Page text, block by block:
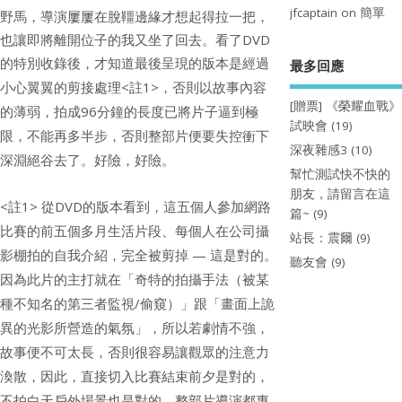
野馬，導演屢屢在脫韁邊緣才想起得拉一把，
也讓即將離開位子的我又坐了回去。看了DVD
的特別收錄後，才知道最後呈現的版本是經過
小心翼翼的剪接處理<註1> ，否則以故事內容
的薄弱，拍成96分鐘的長度已將片子逼到極
限，不能再多半步，否則整部片便要失控衝下
深淵絕谷去了。好險，好險。
<註1> 從DVD的版本看到，這五個人參加網路
比賽的前五個多月生活片段、每個人在公司攝
影棚拍的自我介紹，完全被剪掉 — 這是對的。
因為此片的主打就在「奇特的拍攝手法（被某
種不知名的第三者監視/偷窺）」跟「畫面上詭
異的光影所營造的氣氛」，所以若劇情不強，
故事便不可太長，否則很容易讓觀眾的注意力
渙散，因此，直接切入比賽結束前夕是對的，
jfcaptain on 簡單
最多回應
[贈票] 《榮耀血戰》
試映會 (19)
深夜雜感3 (10)
幫忙測試快不快的
朋友，請留言在這
篇~ (9)
站長：震爾 (9)
聽友會 (9)